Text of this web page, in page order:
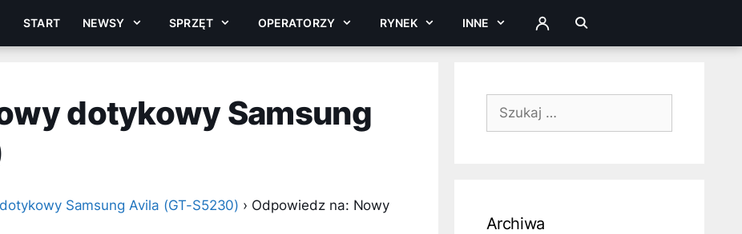
START NEWSY SPRZĘT OPERATORZY RYNEK INNE ZALOGUJ
dotykowy Samsung
Samsung Avila (GT-S5230) › Odpowiedz na: Nowy
Szukaj:
Archiwa